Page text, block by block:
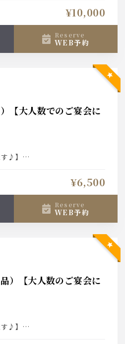
ないお客様におすすめ】
一人様50ｇが倍の100ｇに増
人様３貫から倍の６貫に増え
んなお客様に】
す。
ので、お電話でご相談下さる
¥10,000
reserve
WEB予約
【大人数でのご宴会に
♪】
円OFF！（１２月は利用不可）
ン↓
お一人様50ｇが倍の100ｇに増
人様３貫から倍の６貫に増え
んなお客様に】
ので、お電話でご相談下さる
¥6,500
reserve
WEB予約
）【大人数のご宴会に
♪】